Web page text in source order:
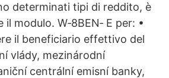
determinati tipi di reddito, è
modulo. W‑8BEN‑ E per: •
il beneficiario effettivo del
vlády, mezinárodní
centrální emisní banky,